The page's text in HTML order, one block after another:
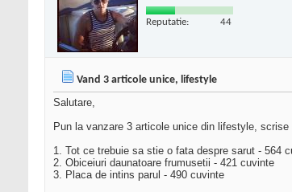
Reputatie: 44
Vand 3 articole unice, lifestyle
Salutare,
Pun la vanzare 3 articole unice din lifestyle,
1. Tot ce trebuie sa stie o fata despre sarut - 564
2. Obiceiuri daunatoare frumusetii - 421 cuvinte
3. Placa de intins parul - 490 cuvinte